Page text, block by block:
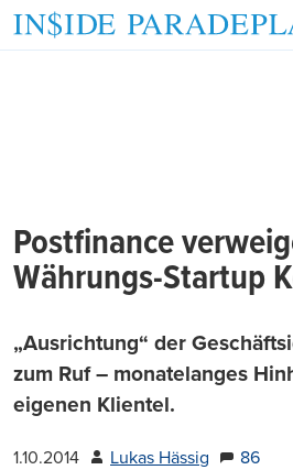
Postfinance
Währungs-Startup
„Ausrichtung“ der
zum Ruf – monatelanges
eigenen Klientel.
1.10.2014 Lukas Hässig
86